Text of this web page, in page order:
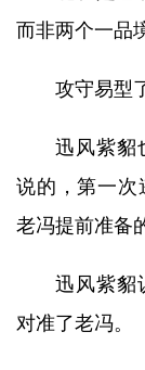
而非两个一品
攻守易型
迅风紫貂
说的，第一次
老冯提前准备
迅风紫貂
对准了老冯。